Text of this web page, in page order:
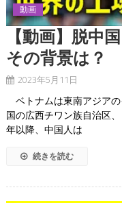
動画
【動画】脱中
その背景は？
2023年5月11日
ベトナムは東南アジア
国の広西チワン族自治区
年以降、中国人は
続きを読む